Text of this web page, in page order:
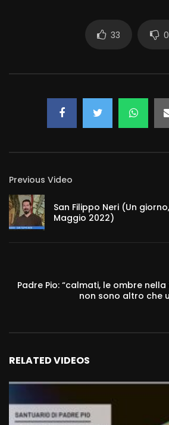
33 0
Previous Video
San Filippo Neri (Un
Maggio 2022)
Padre Pio: “calmati, le ombre
non sono altro che
RELATED VIDEOS